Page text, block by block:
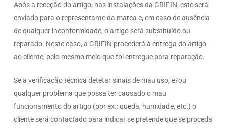
Após a receção do artigo, nas instalações da GRIFIN, este será
enviado para o representante da marca e, em caso de ausência
de qualquer inconformidade, o artigo será substituído ou
reparado. Neste caso, a GRIFIN procederá à entrega do artigo
ao cliente, pelo mesmo meio que foi entregue para reparação.
Se a verificação técnica detetar sinais de mau uso, e/ou
qualquer problema que possa ter causado o mau
funcionamento do artigo (por ex.: queda, humidade, etc.) o
cliente será contactado para indicar se pretende que se proceda